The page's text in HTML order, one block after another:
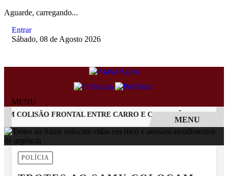
Aguarde, carregando...
Entrar
Sábado, 08 de Agosto 2026
MENU
COLISÃO FRONTAL ENTRE CARRO E CAMINHÃO NA BR-262
EM ALTA
MENU
POLÍCIA